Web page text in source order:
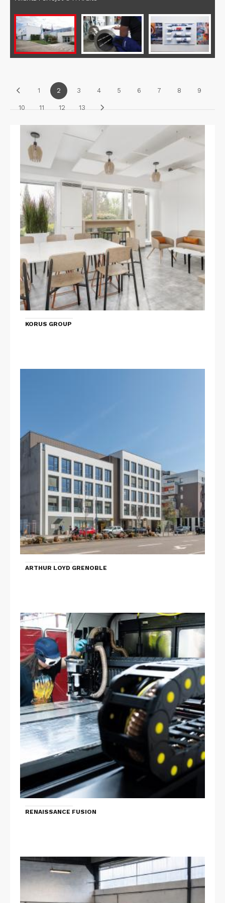
1 2 3 4 5 6 7 8 9
10 11 12 13
KORUS GROUP
ARTHUR LOYD GRENOBLE
RENAISSANCE FUSION